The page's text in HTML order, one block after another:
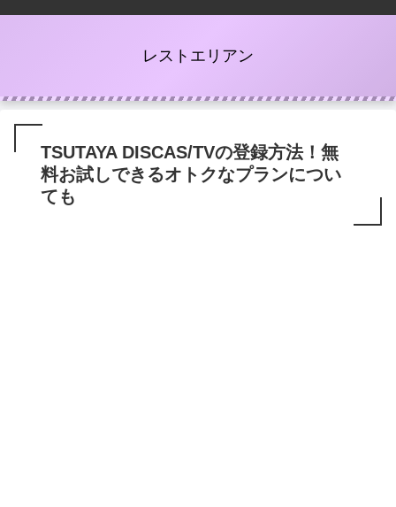
レストエリアン
TSUTAYA DISCAS/TVの登録方法！無
料お試しできるオトクなプランについ
ても